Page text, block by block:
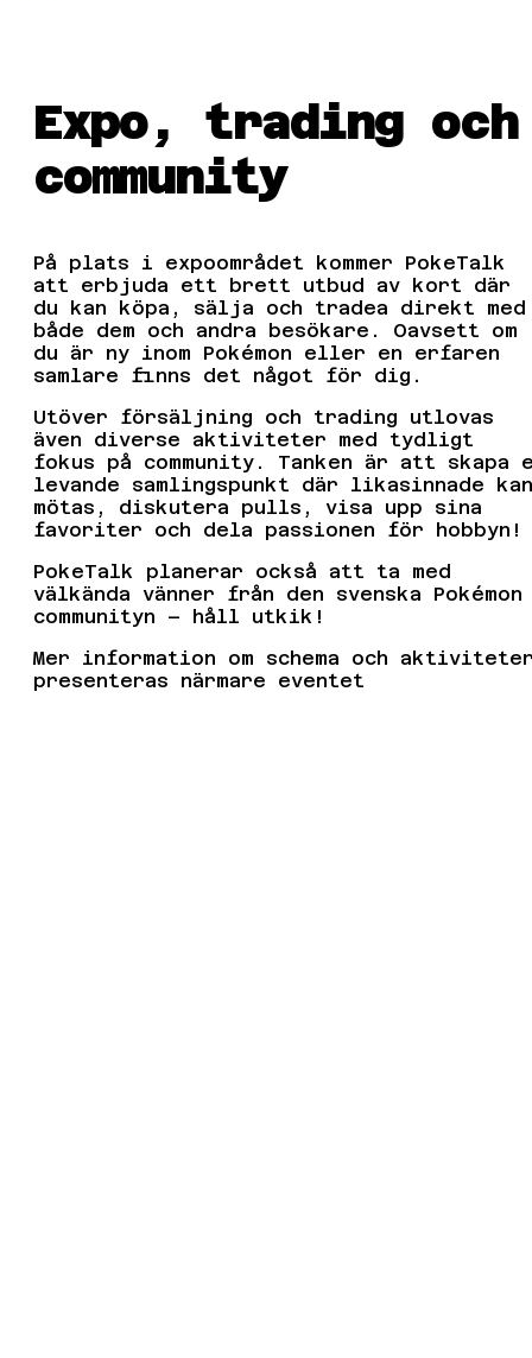
Expo, trading och
community
På plats i expoområdet kommer PokeTalk
att erbjuda ett brett utbud av kort där
du kan köpa, sälja och tradea direkt med
både dem och andra besökare. Oavsett om
du är ny inom Pokémon eller en erfaren
samlare finns det något för dig.
Utöver försäljning och trading utlovas
även diverse aktiviteter med tydligt
fokus på community. Tanken är att skapa
levande samlingspunkt där likasinnade kan
mötas, diskutera pulls, visa upp sina
favoriter och dela passionen för hobbyn!
PokeTalk planerar också att ta med
välkända vänner från den svenska Pokémon
communityn – håll utkik!
Mer information om schema och
presenteras närmare eventet